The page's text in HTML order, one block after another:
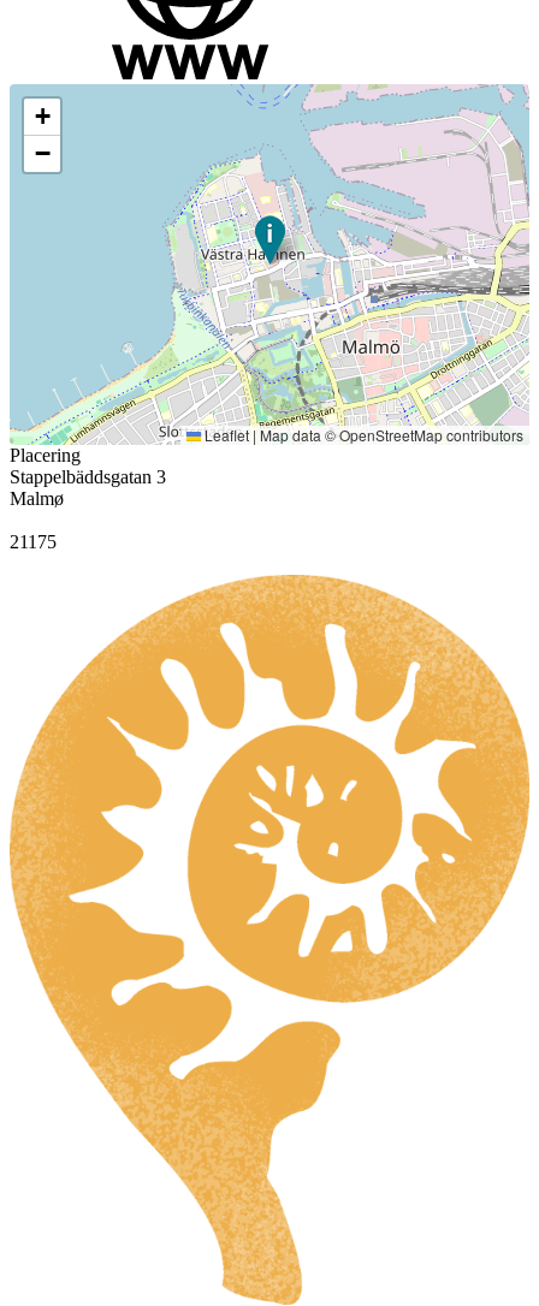
+
−
Leaflet |Map data ©OpenStreetMapcontributors
Placering
Stappelbäddsgatan 3
Malmø
21175